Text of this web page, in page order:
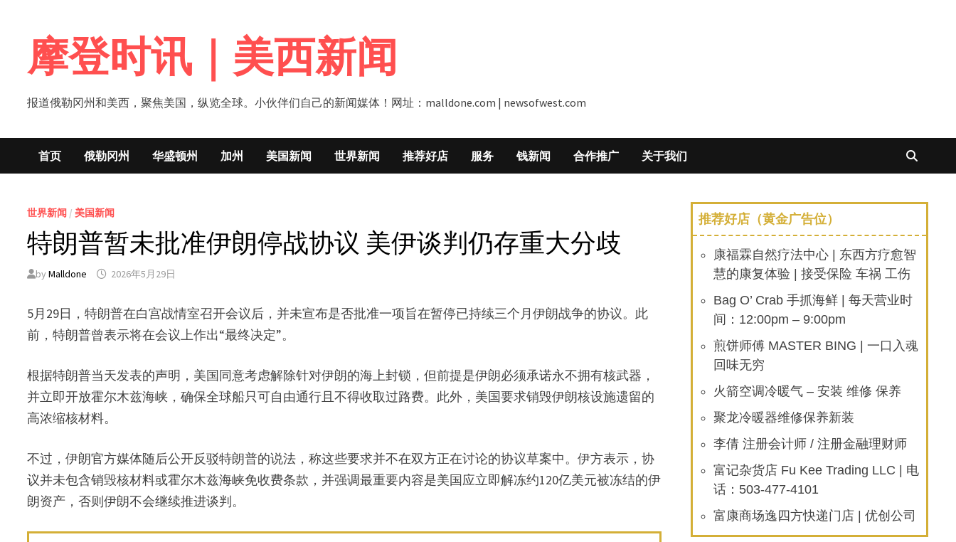
content摩登时讯｜美西新闻
报道俄勒冈州和美西，聚焦美国，纵览全球。小伙伴们自己的新闻媒体！网址：malldone.com | newsofwest.com
首页 俄勒冈州 华盛顿州 加州 美国新闻 世界新闻 推荐好店 服务 钱新闻 合作推广 关于我们
世界新闻 /美国新闻
特朗普暂未批准伊朗停战协议 美伊谈判仍存重大分歧
byMalldone 2026年5月29日
5月29日，特朗普在白宫战情室召开会议后，并未宣布是否批准一项旨在暂停已持续三个月伊朗战争的协议。此
前，特朗普曾表示将在会议上作出“最终决定”。
根据特朗普当天发表的声明，美国同意考虑解除针对伊朗的海上封锁，但前提是伊朗必须承诺永不拥有核武器，
并立即开放霍尔木兹海峡，确保全球船只可自由通行且不得收取过路费。此外，美国要求销毁伊朗核设施遗留的
高浓缩核材料。
不过，伊朗官方媒体随后公开反驳特朗普的说法，称这些要求并不在双方正在讨论的协议草案中。伊方表示，协
议并未包含销毁核材料或霍尔木兹海峡免收费条款，并强调最重要内容是美国应立即解冻约120亿美元被冻结的伊
朗资产，否则伊朗不会继续推进谈判。
推荐好店（黄金广告位）
康福霖自然疗法中心 | 东西方疗愈智
慧的康复体验 | 接受保险 车祸 工伤
Bag O’ Crab 手抓海鲜 | 每天营业时
间：12:00pm – 9:00pm
煎饼师傅 MASTER BING | 一口入魂
回味无穷
火箭空调冷暖气 – 安装 维修 保养
聚龙冷暖器维修保养新装
李倩 注册会计师 / 注册金融理财师
富记杂货店 Fu Kee Trading LLC | 电
话：503-477-4101
富康商场逸四方快递门店 | 优创公司